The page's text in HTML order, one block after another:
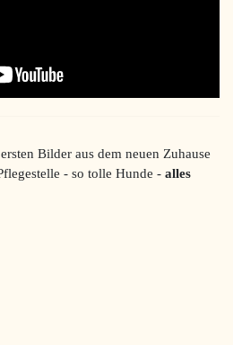
Bilder aus dem neuen Zuhause
- so tolle Hunde - alles